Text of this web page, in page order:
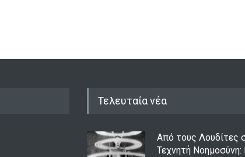
Τελευταία νέα
Από τους Λουδίτες
Τεχνητή Νοημοσύνη: